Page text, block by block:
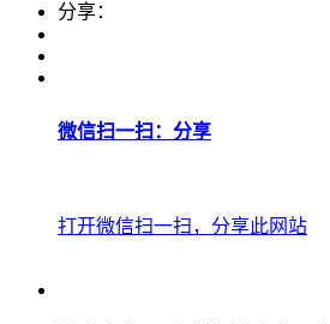
分享：
微信扫一扫：分享
打开微信扫一扫，分享此网站